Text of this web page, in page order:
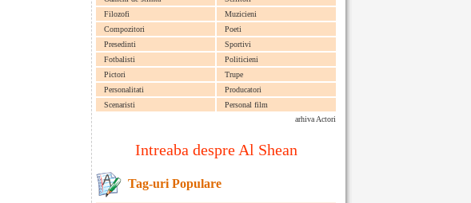
Filozofi
Muzicieni
Compozitori
Poeti
Presedinti
Sportivi
Fotbalisti
Politicieni
Pictori
Trupe
Personalitati
Producatori
Scenaristi
Personal film
arhiva Actori
Intreaba despre Al Shean
Tag-uri Populare